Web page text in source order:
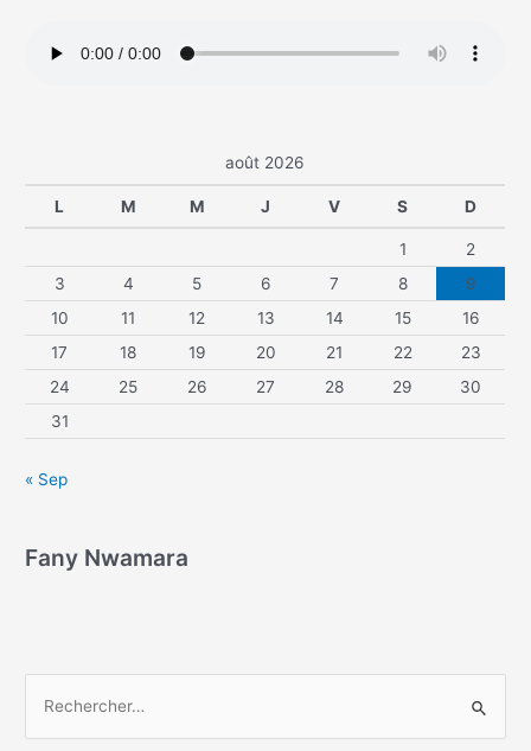
août 2026
L M M J V S D
1
2
3
4 5 6 7 8
9
10
11 12 13 14 15
16
17
18 19 20 21 22
23
24
25 26 27 28 29
30
31
« Sep
Fany Nwamara